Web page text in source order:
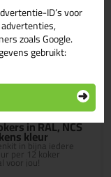
Silicon 218 doos
in RAL, NCS
kleur
in bijna iedere
per 12 koker
voor jou!
ID’s voor
zoals Google.
gebruikt: